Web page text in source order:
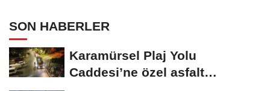
SON HABERLER
Karamürsel Plaj Yolu
Caddesi’ne özel asfalt